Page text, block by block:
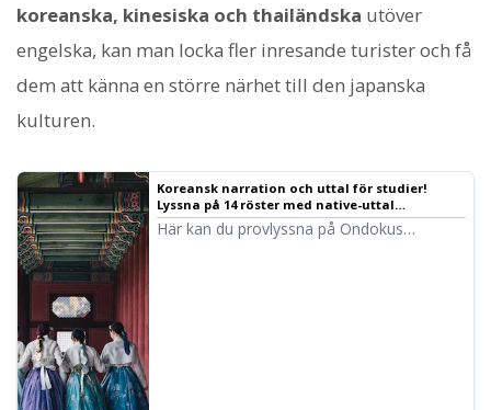
koreanska, kinesiska och thailändska utöver
engelska, kan man locka fler inresande turister och få
dem att känna en större närhet till den japanska
kulturen.
Koreansk narration och uttal för studier!
Lyssna på 14 röster med native-uttal
(provlyssning) kvinnliga och manliga röster
Här kan du provlyssna på Ondokus